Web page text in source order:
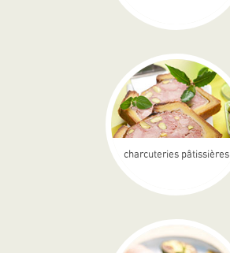
charcuteries pâtissières